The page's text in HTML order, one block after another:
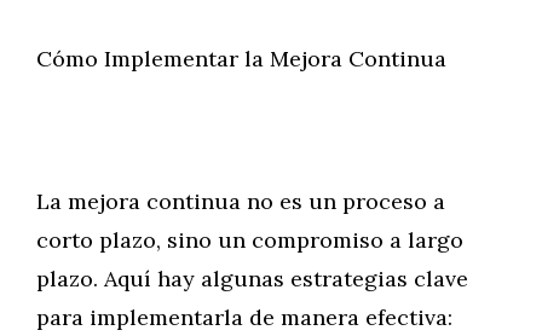
Cómo Implementar la Mejora Continua
La mejora continua no es un proceso a
corto plazo, sino un compromiso a largo
plazo. Aquí hay algunas estrategias clave
para implementarla de manera efectiva: